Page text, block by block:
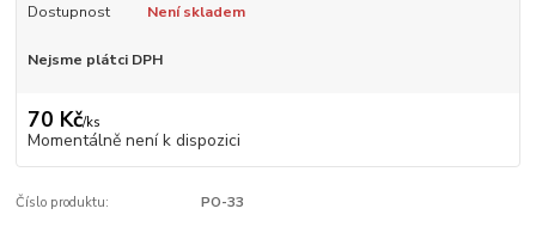
Dostupnost Není skladem
Nejsme plátci DPH
70 Kč/ks
Momentálně není k dispozici
Číslo produktu: PO-33